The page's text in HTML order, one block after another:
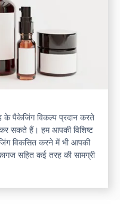
के पैकेजिंग विकल्प प्रदान करते
सकते हैं। हम आपकी विशिष्ट
विकसित करने में भी आपकी
सहित कई तरह की सामग्री